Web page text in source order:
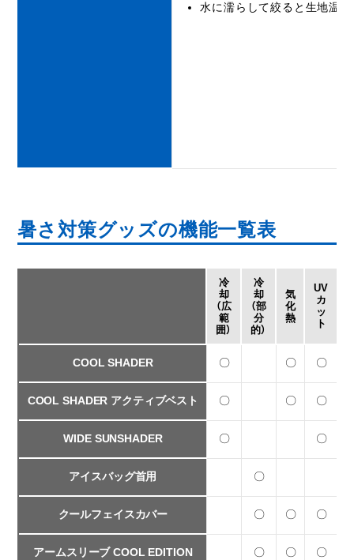
水に濡らして絞ると生地温
暑さ対策グッズの機能一覧表
冷
却
（広
範
囲）
冷
却
（部
分
的）
気
化
熱
UV
カ
ッ
ト
COOL SHADER 〇 〇 〇
COOL SHADER アクティブベスト 〇 〇 〇
WIDE SUNSHADER 〇 〇
アイスバッグ首用 〇
クールフェイスカバー 〇 〇 〇
アームスリーブ COOL EDITION 〇 〇 〇